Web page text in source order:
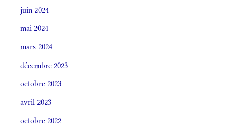
juin 2024
mai 2024
mars 2024
décembre 2023
octobre 2023
avril 2023
octobre 2022